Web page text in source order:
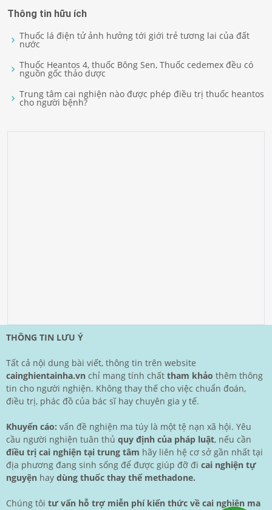
Thông tin hữu ích
Thuốc lá điện tử ảnh hưởng tới giới trẻ tương lai của đất
nước
Thuốc Heantos 4, thuốc Bông Sen, Thuốc cedemex đều có
nguồn gốc thảo dược
Trung tâm cai nghiện nào được phép điều trị thuốc heantos
cho người bệnh?
THÔNG TIN LƯU Ý
Tất cả nội dung bài viết, thông tin trên website
cainghientainha.vn chỉ mang tính chất tham khảo thêm thông
tin cho người nghiện. Không thay thế cho việc chuẩn đoán,
điều trị, phác đồ của bác sĩ hay chuyên gia y tế.
Khuyến cáo: vấn đề nghiện ma túy là một tệ nạn xã hội. Yêu
cầu người nghiện tuân thủ quy định của pháp luật, nếu cần
điều trị cai nghiện tại trung tâm hãy liên hệ cơ sở gần nhất tại
địa phương đang sinh sống để được giúp đỡ đi cai nghiện tự
nguyện hay dùng thuốc thay thế methadone.
Chúng tôi tư vấn hỗ trợ miễn phí kiến thức về cai nghiện ma